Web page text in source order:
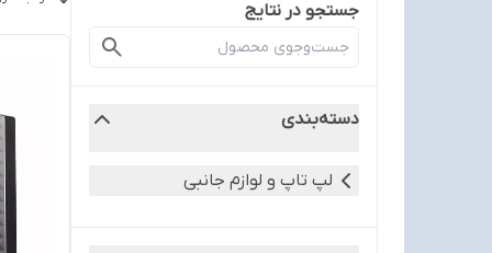
جستجو در نتایج
دسته‌بندی
لپ تاپ و لوازم جانبی